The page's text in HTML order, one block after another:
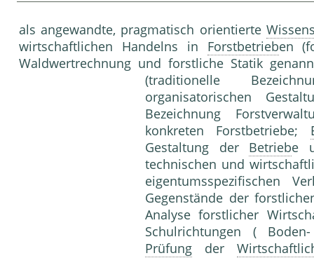
als angewandte, pragmatisch orientierte
wirtschaftlichen Handelns in Forstbetrieben
Waldwertrechnung und forstliche Statik
(traditionelle
organisatorischen
Bezeichnung
konkreten Forstbetriebe;
Gestaltung der Betriebe
technischen und
eigentumsspezifischen
Gegenstände der
Analyse forstlicher
Schulrichtungen (
Prüfung der